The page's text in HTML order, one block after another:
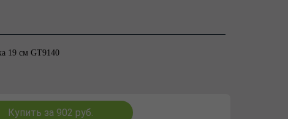
19 см GT9140
Купить за 902 руб.